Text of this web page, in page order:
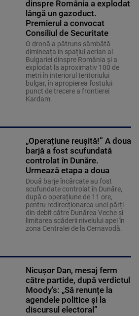
dinspre România a explodat
lângă un gazoduct.
Premierul a convocat
Consiliul de Securitate
O dronă a pătruns sâmbătă
dimineața în spațiul aerian al
Bulgariei dinspre România și a
explodat la aproximativ 100 de
metri în interiorul teritoriului
bulgar, în apropierea fostului
punct de trecere a frontierei
Kardam.
„Operațiune reușită!” A doua
barjă a fost scufundată
controlat în Dunăre.
Urmează etapa a doua
Două barje încărcate au fost
scufundate controlat în Dunăre,
după o operațiune de 11 ore,
pentru redirecționarea unei părți
din debit către Dunărea Veche și
limitarea scăderii nivelului apei în
zona Centralei de la Cernavodă.
Nicușor Dan, mesaj ferm
către partide, după verdictul
Moody's: „Să renunțe la
agendele politice şi la
discursul electoral”